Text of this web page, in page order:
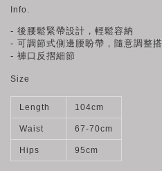
Info.
- 後腰鬆緊帶設計，輕鬆容納
- 可調節式側邊腰盼帶，隨意調整搭
- 褲口反摺細節
Size
Length 104cm
Waist 67-70cm
Hips 95cm